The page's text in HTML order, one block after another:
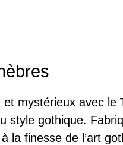
et mystérieux avec le
style gothique.
à la finesse de l’art